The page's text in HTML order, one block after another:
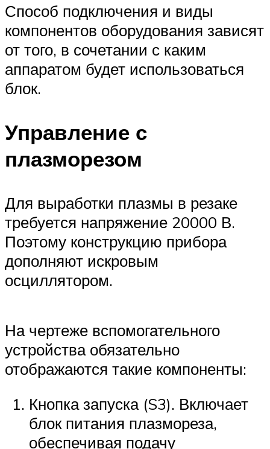
Способ подключения и виды
компонентов оборудования зависят
от того, в сочетании с каким
аппаратом будет использоваться
блок.
Управление с
плазморезом
Для выработки плазмы в резаке
требуется напряжение 20000 В.
Поэтому конструкцию прибора
дополняют искровым
осциллятором.
На чертеже вспомогательного
устройства обязательно
отображаются такие компоненты:
Кнопка запуска (S3). Включает
блок питания плазмореза,
обеспечивая подачу